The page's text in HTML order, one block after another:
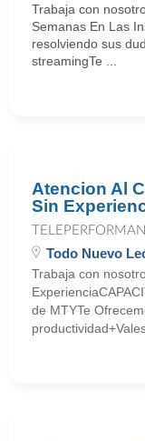
Trabaja con
Semanas En Las
resolviendo sus
streamingTe ...
Atencion Al
Sin
Todo Nuevo
Trabaja con
de MTYTe